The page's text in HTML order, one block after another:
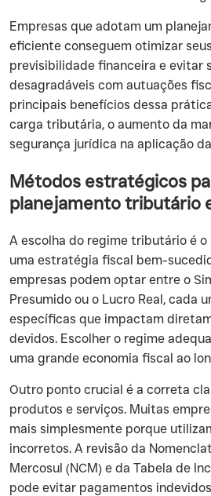
Empresas que adotam um
eficiente conseguem otimizar
previsibilidade financeira e evitar
desagradáveis com autuações
principais benefícios dessa
carga tributária, o aumento da
segurança jurídica na aplicação
Métodos estratégicos
planejamento tributário
A escolha do regime tributário é o
uma estratégia fiscal bem-
empresas podem optar entre o
Presumido ou o Lucro Real, cada
específicas que impactam
devidos. Escolher o regime
uma grande economia fiscal ao
Outro ponto crucial é a correta
produtos e serviços. Muitas
mais simplesmente porque
incorretos. A revisão da
Mercosul (NCM) e da Tabela de
pode evitar pagamentos